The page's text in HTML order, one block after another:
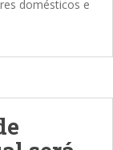
domésticos e